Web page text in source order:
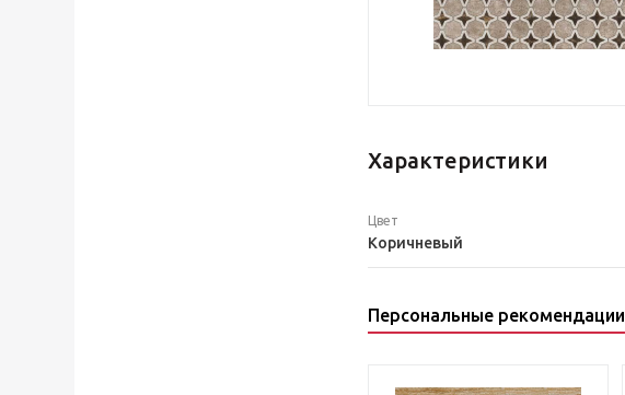
Характеристики
Цвет
Коричневый
Персональные рекомендации